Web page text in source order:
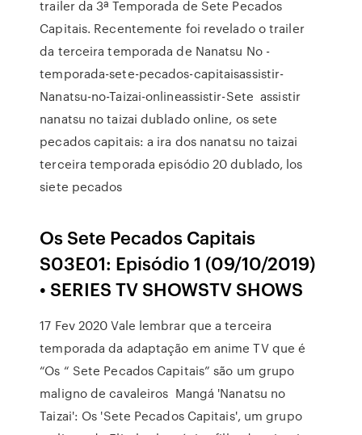
trailer da 3ª Temporada de Sete Pecados
Capitais. Recentemente foi revelado o trailer
da terceira temporada de Nanatsu No -
temporada-sete-pecados-capitaisassistir-
Nanatsu-no-Taizai-onlineassistir-Sete assistir
nanatsu no taizai dublado online, os sete
pecados capitais: a ira dos nanatsu no taizai
terceira temporada episódio 20 dublado, los
siete pecados
Os Sete Pecados Capitais
S03E01: Episódio 1 (09/10/2019)
• SERIES TV SHOWSTV SHOWS
17 Fev 2020 Vale lembrar que a terceira
temporada da adaptação em anime TV que é
“Os “ Sete Pecados Capitais” são um grupo
maligno de cavaleiros Mangá 'Nanatsu no
Taizai': Os 'Sete Pecados Capitais', um grupo